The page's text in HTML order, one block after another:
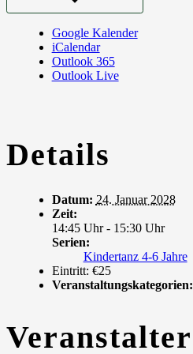
Google Kalender
iCalendar
Outlook 365
Outlook Live
Details
Datum: 24. Januar 2028
Zeit:
14:45 Uhr - 15:30 Uhr
Serien:
Kindertanz 4-6 Jahre
Eintritt: €25
Veranstaltungskategorien:
Veranstalter